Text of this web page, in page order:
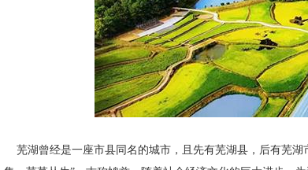
芜湖曾经是一座市县同名的城市，且先有芜湖县，后有芜湖